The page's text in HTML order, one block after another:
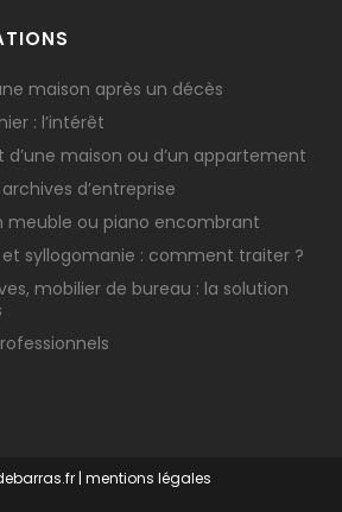
maison après un décès
: l’intérêt
maison ou d’un appartement
d’entreprise
meuble ou piano encombrant
syllogomanie : comment traiter ?
mobilier de bureau : la solution
| mentions légales